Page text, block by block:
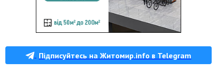
Підписуйтесь на Житомир.info в Telegram